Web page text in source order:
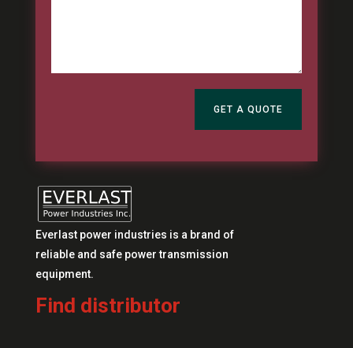
GET A QUOTE
Everlast power industries is a brand of
reliable and safe power transmission
equipment.
Find distributor